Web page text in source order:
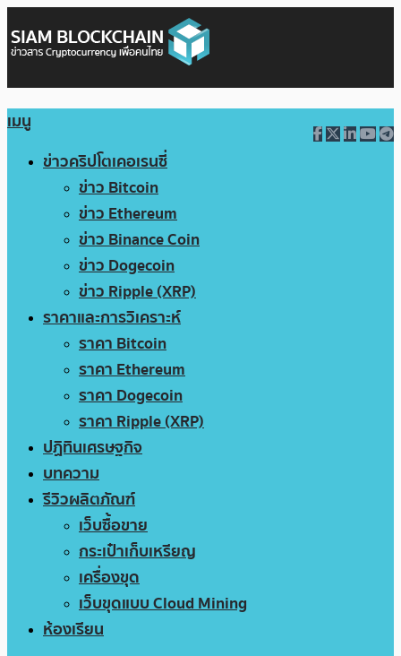
เมนู
ข่าวคริปโตเคอเรนซี่
ข่าว Bitcoin
ข่าว Ethereum
ข่าว Binance Coin
ข่าว Dogecoin
ข่าว Ripple (XRP)
ราคาและการวิเคราะห์
ราคา Bitcoin
ราคา Ethereum
ราคา Dogecoin
ราคา Ripple (XRP)
ปฏิทินเศรษฐกิจ
บทความ
รีวิวผลิตภัณฑ์
เว็บซื้อขาย
กระเป๋าเก็บเหรียญ
เครื่องขุด
เว็บขุดแบบ Cloud Mining
ห้องเรียน